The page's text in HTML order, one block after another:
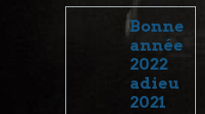
Bonne
année
2022
adieu
2021